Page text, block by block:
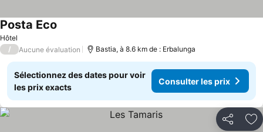
Hôtel
Posta Eco
/ Aucune évaluation Bastia, à 8.6 km de : Erbalunga
Sélectionnez des dates pour voir
les prix exacts
Consulter les prix
Partager